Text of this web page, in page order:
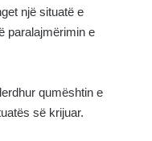
një situatë e
paralajmërimin e
qumështin e
së krijuar.